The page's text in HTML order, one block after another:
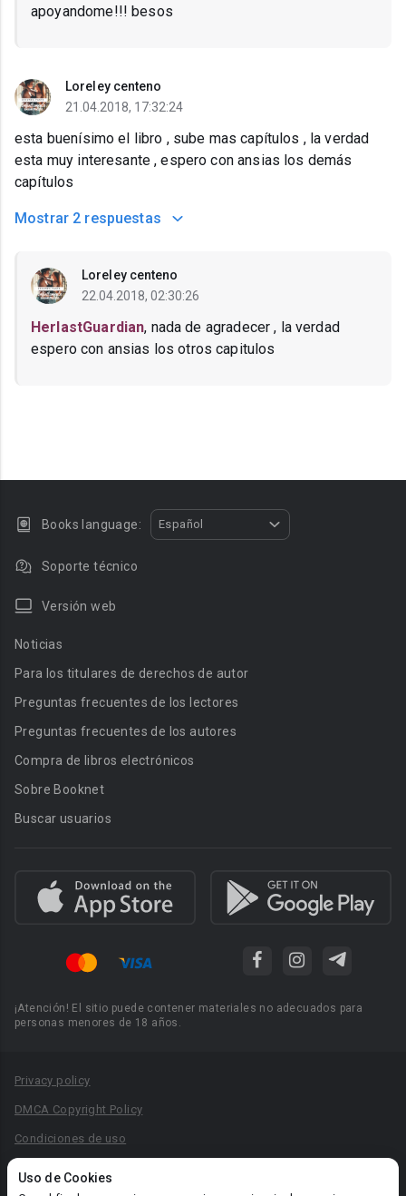
apoyandome!!! besos
Loreley centeno
21.04.2018, 17:32:24
esta buenísimo el libro , sube mas capítulos , la verdad
esta muy interesante , espero con ansias los demás
capítulos
Mostrar 2 respuestas
Loreley centeno
22.04.2018, 02:30:26
HerlastGuardian, nada de agradecer , la verdad
espero con ansias los otros capitulos
Uso de Cookies
Books language: Español
Soporte técnico
Versión web
Noticias
Para los titulares de derechos de autor
Preguntas frecuentes de los lectores
Preguntas frecuentes de los autores
Compra de libros electrónicos
Sobre Booknet
Buscar usuarios
¡Atención! El sitio puede contener materiales no adecuados para
personas menores de 18 años.
Privacy policy
DMCA Copyright Policy
Condiciones de uso